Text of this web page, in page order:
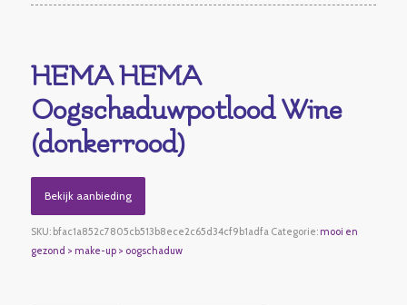
HEMA HEMA
Oogschaduwpotlood Wine
(donkerrood)
Bekijk aanbieding
SKU: bfac1a852c7805cb513b8ece2c65d34cf9b1adfa Categorie: mooi en
gezond > make-up > oogschaduw